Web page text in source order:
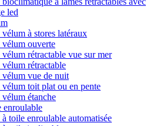
led
vélum à stores latéraux
vélum ouverte
vélum rétractable vue sur mer
vélum rétractable
vélum vue de nuit
vélum toit plat ou en pente
vélum étanche
enroulable
à toile enroulable automatisée